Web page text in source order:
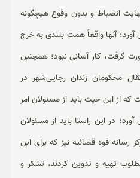
انضباط و بدون وقوع هیچگونه
آنها واقعاً همت بلندی به خرج
گرفت، کار آسانی نبود؛ همچنین
محکومان زندان رجایی‌شهر در
از این حیث باید از مسئولان امر
در این راستا باید از مسئولان
رسانه قوه قضائیه نیز که برای این
تهیه و تدوین کردند، تشکر و